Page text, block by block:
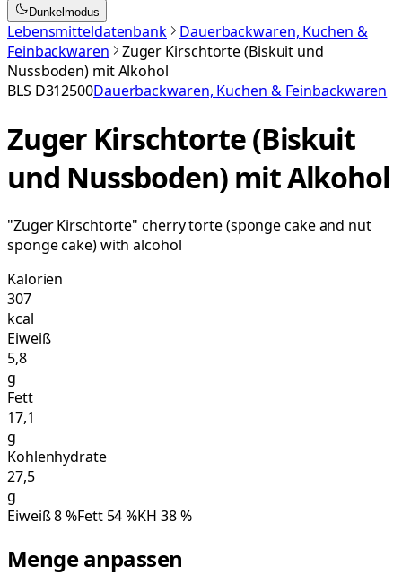
Dunkelmodus
Lebensmitteldatenbank
Dauerbackwaren, Kuchen &
Feinbackwaren
Zuger Kirschtorte (Biskuit und
Nussboden) mit Alkohol
BLS D312500Dauerbackwaren, Kuchen & Feinbackwaren
Zuger Kirschtorte (Biskuit
und Nussboden) mit Alkohol
"Zuger Kirschtorte" cherry torte (sponge cake and nut
sponge cake) with alcohol
Kalorien
307
kcal
Eiweiß
5,8
g
Fett
17,1
g
Kohlenhydrate
27,5
g
Eiweiß8%Fett 54%KH 38%
Menge anpassen